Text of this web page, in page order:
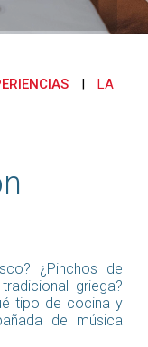
|
LA
¿Pinchos de
griega?
tipo de cocina y
de música